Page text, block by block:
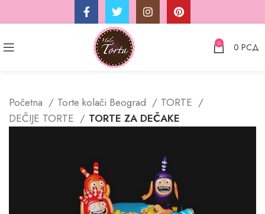
0 0 РСД
Početna Torte kolači Beograd
TORTE
DEČIJE TORTE
TORTE ZA DEČAKE